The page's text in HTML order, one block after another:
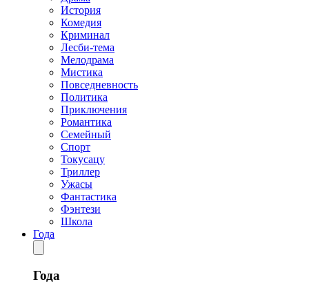
История
Комедия
Криминал
Лесби-тема
Мелодрама
Мистика
Повседневность
Политика
Приключения
Романтика
Семейный
Спорт
Токусацу
Триллер
Ужасы
Фантастика
Фэнтези
Школа
Года
Года